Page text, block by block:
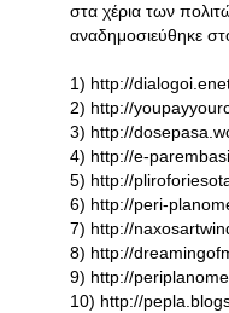
στα χέρια των
αναδημοσιεύθηκε
1) http://
2) http://
3) http://
4) http://e-
5) http://
6) http://peri-
7) http://
8) http://
9) http://
10) http://